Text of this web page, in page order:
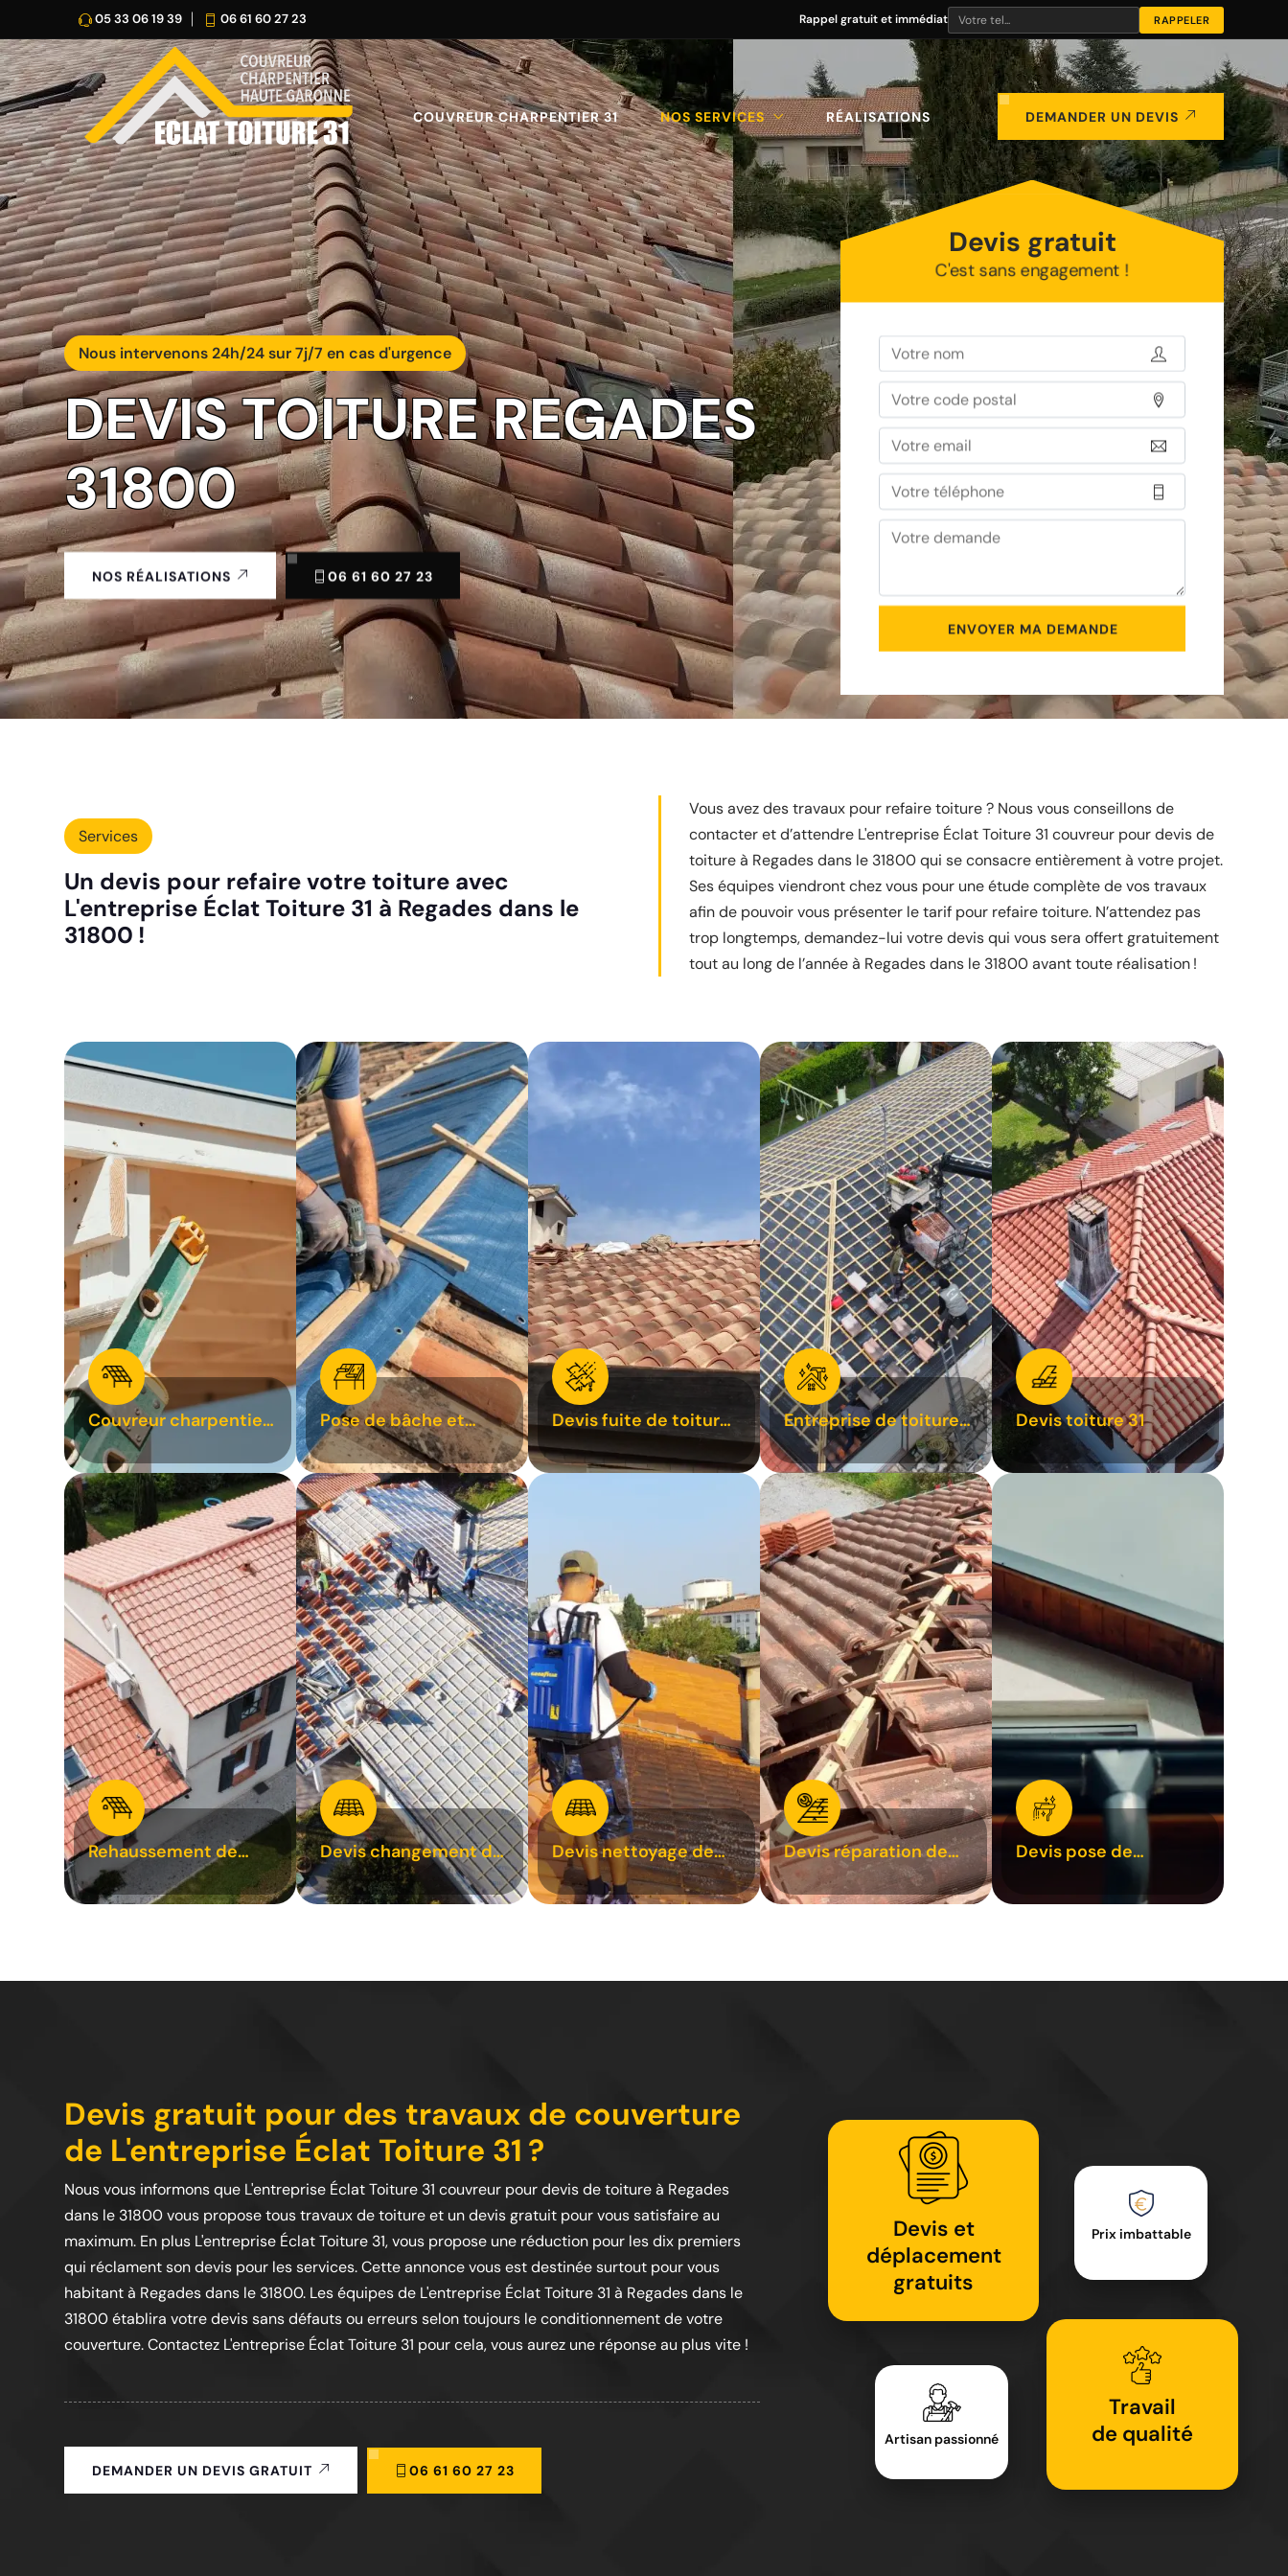
05 33 06 19 39 06 61 60 27 23 Rappel gratuit et immédiat
COUVREUR CHARPENTIER 31 NOS SERVICES RÉALISATIONS DEMANDER UN DEVIS
Nous intervenons 24h/24 sur 7j/7 en cas d'urgence
DEVIS TOITURE REGADES
31800
NOS RÉALISATIONS 06 61 60 27 23
Devis gratuit
C'est sans engagement !
Services
Un devis pour refaire votre toiture avec
L'entreprise Éclat Toiture 31 à Regades dans le
31800 !
Vous avez des travaux pour refaire toiture ? Nous vous conseillons de
contacter et d’attendre L'entreprise Éclat Toiture 31 couvreur pour devis de
toiture à Regades dans le 31800 qui se consacre entièrement à votre projet.
Ses équipes viendront chez vous pour une étude complète de vos travaux
afin de pouvoir vous présenter le tarif pour refaire toiture. N’attendez pas
trop longtemps, demandez-lui votre devis qui vous sera offert gratuitement
tout au long de l’année à Regades dans le 31800 avant toute réalisation !
Couvreur charpentier
31
Pose de bâche et
bâchage de toiture 31
Devis fuite de toiture
31
Entreprise de toiture
31
Devis toiture 31
Rehaussement de
toiture 31
Devis changement de
tuile 31
Devis nettoyage de
toiture 31
Devis réparation de
toiture 31
Devis pose de
Devis gratuit pour des travaux de couverture
de L'entreprise Éclat Toiture 31 ?
Nous vous informons que L'entreprise Éclat Toiture 31 couvreur pour devis de toiture à Regades
dans le 31800 vous propose tous travaux de toiture et un devis gratuit pour vous satisfaire au
maximum. En plus L'entreprise Éclat Toiture 31, vous propose une réduction pour les dix premiers
qui réclament son devis pour les services. Cette annonce vous est destinée surtout pour vous
habitant à Regades dans le 31800. Les équipes de L'entreprise Éclat Toiture 31 à Regades dans le
31800 établira votre devis sans défauts ou erreurs selon toujours le conditionnement de votre
couverture. Contactez L'entreprise Éclat Toiture 31 pour cela, vous aurez une réponse au plus vite !
Devis et
déplacement
gratuits
Artisan passionné
Prix imbattable
Travail
de qualité
DEMANDER UN DEVIS GRATUIT 06 61 60 27 23